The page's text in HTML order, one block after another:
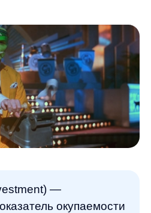
инфраструктура.
одежды
рублей на все
800,000 рублей.
/ 500,000) x 100%
в сложных случаях:
B2B,
чем совершить